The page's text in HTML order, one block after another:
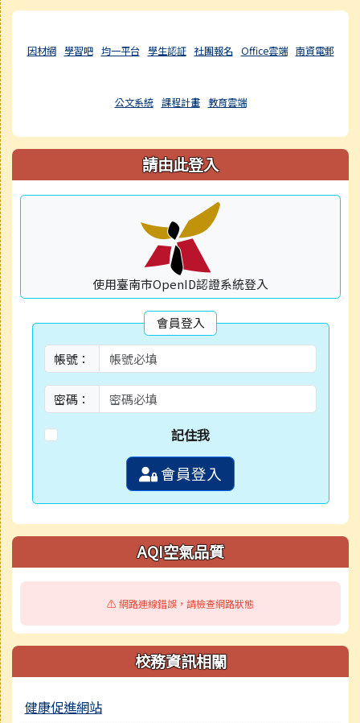
右邊區域內容
因材網 學習吧 均一平台 學生認証 社團報名 Office雲端 南資電郵
公文系統 課程計畫 教育雲端
請由此登入
使用臺南市OpenID認證系統登入
會員登入
帳號：
密碼：
記住我
會員登入
AQI空氣品質
⚠️ 網路連線錯誤，請檢查網路狀態
校務資訊相關
健康促進網站